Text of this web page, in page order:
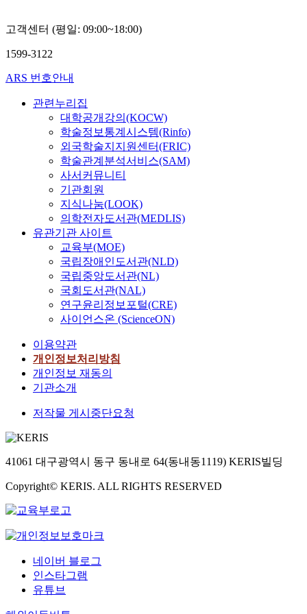
고객센터 (평일: 09:00~18:00)
1599-3122
ARS 번호안내
관련누리집
대학공개강의(KOCW)
학술정보통계시스템(Rinfo)
외국학술지지원센터(FRIC)
학술관계분석서비스(SAM)
사서커뮤니티
기관회원
지식나눔(LOOK)
의학전자도서관(MEDLIS)
유관기관 사이트
교육부(MOE)
국립장애인도서관(NLD)
국립중앙도서관(NL)
국회도서관(NAL)
연구윤리정보포털(CRE)
사이언스온 (ScienceON)
이용약관
개인정보처리방침
개인정보 재동의
기관소개
저작물 게시중단요청
41061 대구광역시 동구 동내로 64(동내동1119) KERIS빌딩
Copyright© KERIS. ALL RIGHTS RESERVED
네이버 블로그
인스타그램
유튜브